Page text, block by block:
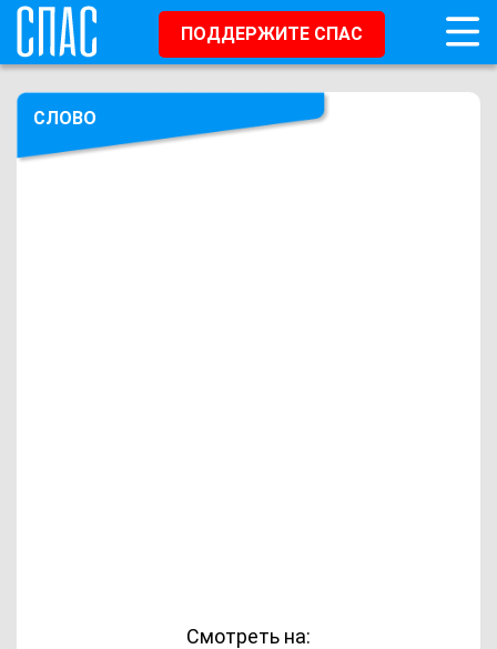
ПОДДЕРЖИТЕ СПАС
СЛОВО
Смотреть на: